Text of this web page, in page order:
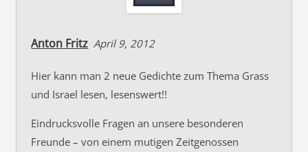
Anton Fritz April 9, 2012
Hier kann man 2 neue Gedichte zum Thema Grass
und Israel lesen, lesenswert!!
Eindrucksvolle Fragen an unsere besonderen
Freunde – von einem mutigen Zeitgenossen